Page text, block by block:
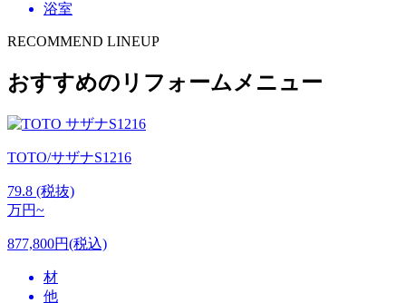
浴室
RECOMMEND LINEUP
おすすめのリフォームメニュー
TOTO/サザナS1216
79.8 (税抜)
万円~
877,800円(税込)
材
他